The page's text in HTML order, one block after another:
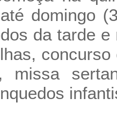
domingo
da tarde
missa